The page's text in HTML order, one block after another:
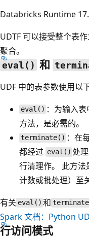
Databricks Runtime
UDTF 可以接受整个表
聚合。
eval() 和
UDF 中的表参数使用以
eval() ：为输入
方法，是必需的。
terminate() ：在
都经过 eval() 处
行清理作。 此方法
计数或批处理）至
有关 eval() 和
Spark 文档：Python
行访问模式